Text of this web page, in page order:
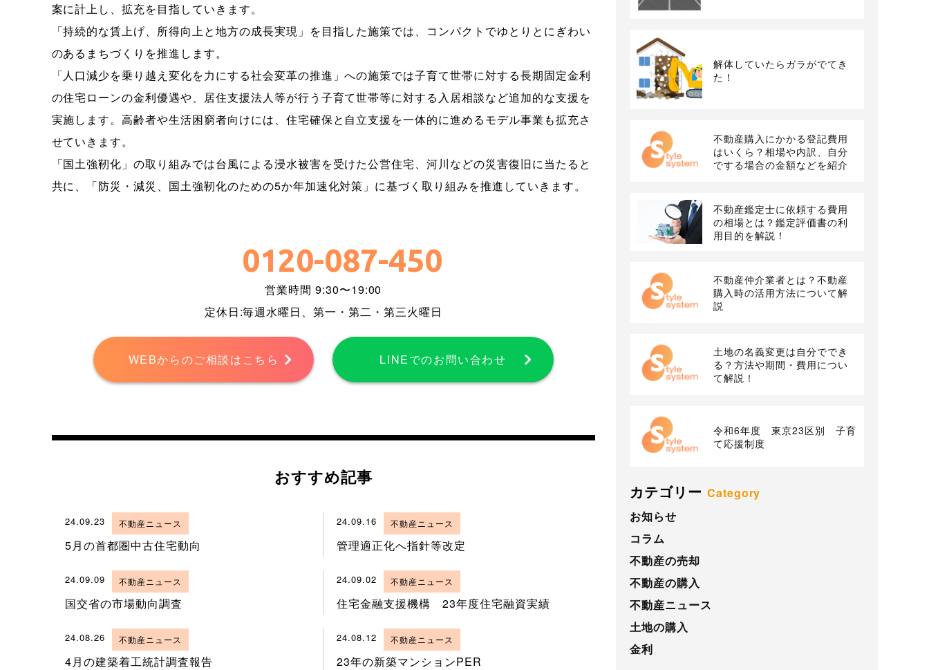
案に計上し、拡充を目指していきます。
「持続的な賃上げ、所得向上と地方の成長実現」を目指した施策では、コンパクトでゆとりとにぎわい
のあるまちづくりを推進します。
「人口減少を乗り越え変化を力にする社会変革の推進」への施策では子育て世帯に対する長期固定金利
の住宅ローンの金利優遇や、居住支援法人等が行う子育て世帯等に対する入居相談など追加的な支援を
実施します。高齢者や生活困窮者向けには、住宅確保と自立支援を一体的に進めるモデル事業も拡充さ
せていきます。
「国土強靭化」の取り組みでは台風による浸水被害を受けた公営住宅、河川などの災害復旧に当たると
共に、「防災・減災、国土強靭化のための5か年加速化対策」に基づく取り組みを推進していきます。
0120-087-450
営業時間 9:30〜19:00
定休日:毎週水曜日、第一・第二・第三火曜日
WEBからのご相談はこちら LINEでのお問い合わせ
おすすめ記事
24.09.23 不動産ニュース
5月の首都圏中古住宅動向
24.09.16 不動産ニュース
管理適正化へ指針等改定
24.09.09 不動産ニュース
国交省の市場動向調査
24.09.02 不動産ニュース
住宅金融支援機構 23年度住宅融資実績
24.08.26 不動産ニュース
4月の建築着工統計調査報告
24.08.12 不動産ニュース
23年の新築マンションPER
解体していたらガラがでてき
た！
不動産購入にかかる登記費用
はいくら？相場や内訳、自分
でする場合の金額などを紹介
不動産鑑定士に依頼する費用
の相場とは？鑑定評価書の利
用目的を解説！
不動産仲介業者とは？不動産
購入時の活用方法について解
説
土地の名義変更は自分ででき
る？方法や期間・費用につい
て解説！
令和6年度 東京23区別 子育
て応援制度
カテゴリー Category
お知らせ
コラム
不動産の売却
不動産の購入
不動産ニュース
土地の購入
金利